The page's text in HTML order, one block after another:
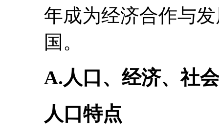
年成为经济合作与
国。
A.人口、经济、社
人口特点